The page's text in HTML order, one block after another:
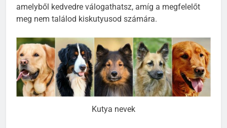
amelyből kedvedre válogathatsz, amíg a megfelelőt
meg nem találod kiskutyusod számára.
Kutya nevek